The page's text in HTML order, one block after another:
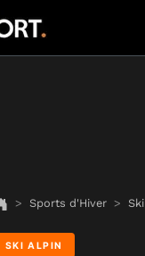
Sports d'Hiver
SKI ALPIN